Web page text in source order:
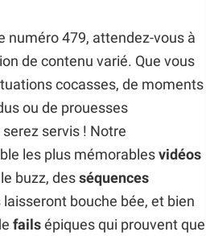
numéro 479, attendez-vous à
de contenu varié. Que vous
cocasses, de moments
ou de prouesses
servis ! Notre
les plus mémorables vidéos
buzz, des séquences
laisseront bouche bée, et bien
fails épiques qui prouvent que